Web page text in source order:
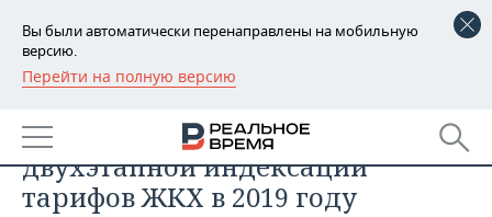
Вы были автоматически перенаправлены на мобильную
версию.
Перейти на полную версию
РЕГИОНЫ
БАШКОРТОСТАН
ТАТАРСТАН
НОВОСТИ
АНАЛИТИКА
ФАС выступила против
двухэтапной индексации
тарифов ЖКХ в 2019 году